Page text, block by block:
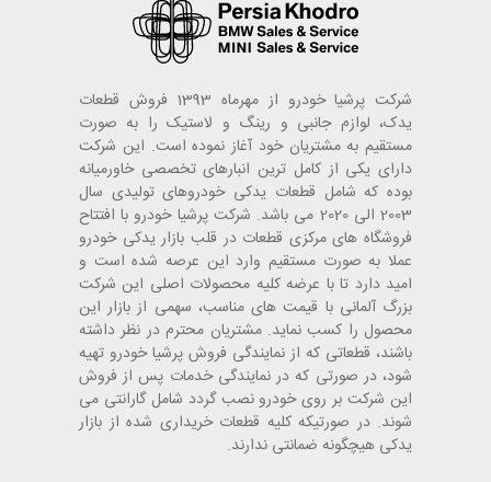
شرکت پرشیا خودرو از مهرماه 1393 فروش قطعات
یدک، لوازم جانبی و رینگ و لاستیک را به صورت
مستقیم به مشتریان خود آغاز نموده است. این شرکت
دارای یکی از کامل ترین انبارهای تخصصی خاورمیانه
بوده که شامل قطعات یدکی خودروهای تولیدی سال
2003 الی 2020 می باشد. شرکت پرشیا خودرو با افتتاح
فروشگاه های مرکزی قطعات در قلب بازار یدکی خودرو
عملا به صورت مستقیم وارد این عرصه شده است و
امید دارد تا با عرضه کلیه محصولات اصلی این شرکت
بزرگ آلمانی با قیمت های مناسب، سهمی از بازار این
محصول را کسب نماید. مشتریان محترم در نظر داشته
باشند، قطعاتی که از نمایندگی فروش پرشیا خودرو تهیه
شود، در صورتی که در نمایندگی خدمات پس از فروش
این شرکت بر روی خودرو نصب گردد شامل گارانتی می
شوند. در صورتیکه کلیه قطعات خریداری شده از بازار
یدکی هیچگونه ضمانتی ندارند.